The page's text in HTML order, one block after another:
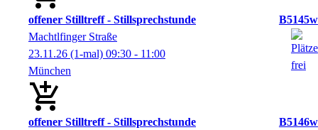
offener Stilltreff - Stillsprechstunde
B5145w
Machtlfinger Straße
23.11.26 (1-mal) 09:30 - 11:00
München
offener Stilltreff - Stillsprechstunde B5146w